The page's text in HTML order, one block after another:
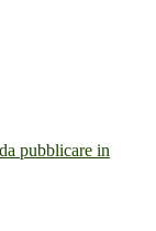
pubblicare in